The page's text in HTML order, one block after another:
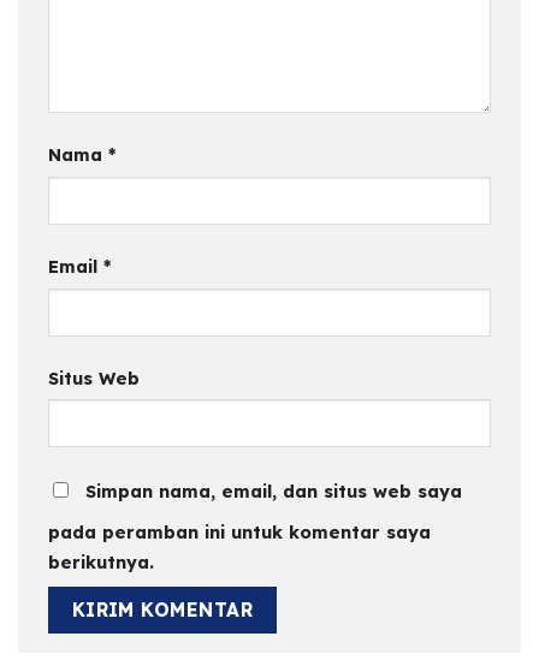
Nama *
Email *
Situs Web
Simpan nama, email, dan situs web saya
pada peramban ini untuk komentar saya
berikutnya.